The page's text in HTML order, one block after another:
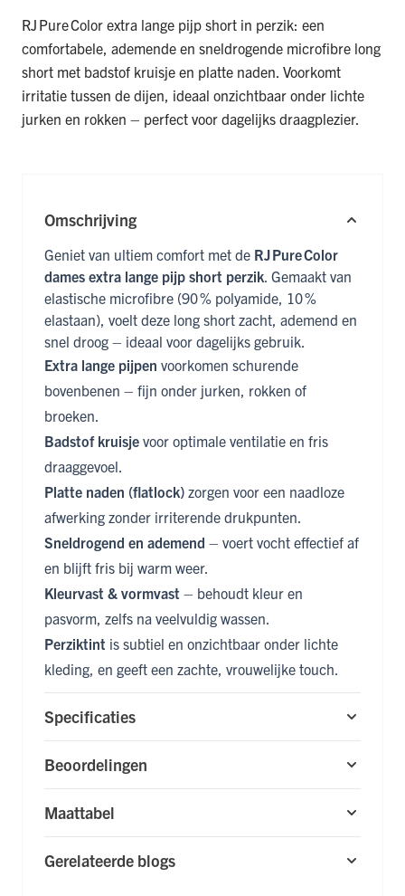
RJ Pure Color extra lange pijp short in perzik: een
comfortabele, ademende en sneldrogende microfibre long
short met badstof kruisje en platte naden. Voorkomt
irritatie tussen de dijen, ideaal onzichtbaar onder lichte
jurken en rokken – perfect voor dagelijks draagplezier.
Omschrijving
Geniet van ultiem comfort met de RJ Pure Color
dames extra lange pijp short perzik. Gemaakt van
elastische microfibre (90 % polyamide, 10 %
elastaan), voelt deze long short zacht, ademend en
snel droog – ideaal voor dagelijks gebruik.
Extra lange pijpen voorkomen schurende
bovenbenen – fijn onder jurken, rokken of
broeken.
Badstof kruisje voor optimale ventilatie en fris
draaggevoel.
Platte naden (flatlock) zorgen voor een naadloze
afwerking zonder irriterende drukpunten.
Sneldrogend en ademend – voert vocht effectief af
en blijft fris bij warm weer.
Kleurvast & vormvast – behoudt kleur en
pasvorm, zelfs na veelvuldig wassen.
Perziktint is subtiel en onzichtbaar onder lichte
kleding, en geeft een zachte, vrouwelijke touch.
Specificaties
Beoordelingen
Maattabel
Gerelateerde blogs